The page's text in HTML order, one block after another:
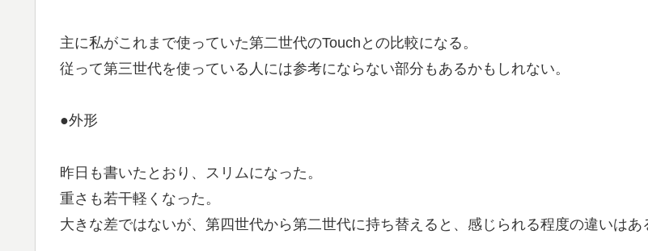
主に私がこれまで使っていた第二世代のTouchとの比較になる。
従って第三世代を使っている人には参考にならない部分もあるかもしれない。
●外形
昨日も書いたとおり、スリムになった。
重さも若干軽くなった。
大きな差ではないが、第四世代から第二世代に持ち替えると、感じられる程度の違いはあ